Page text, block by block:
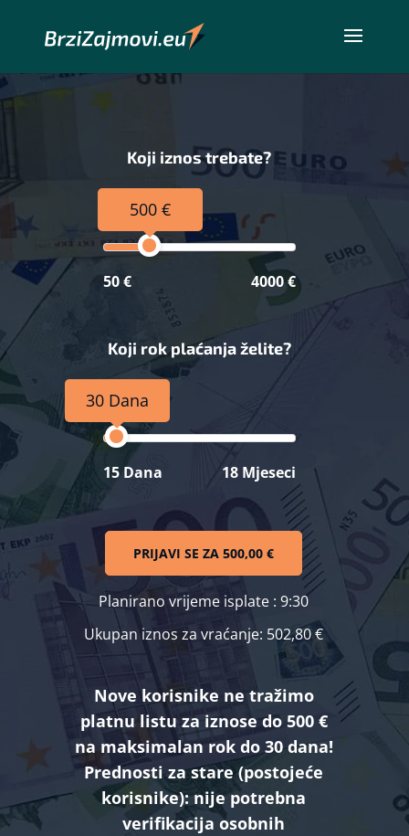
Koji iznos trebate?
500 €
50 € 4000 €
Koji rok plaćanja želite?
30 Dana
15 Dana 18 Mjeseci
PRIJAVI SE ZA500,00 €
Planirano vrijeme isplate : 9:30
Ukupan iznos za vraćanje: 502,80 €
Nove korisnike ne tražimo
platnu listu za iznose do 500 €
na maksimalan rok do 30 dana!
Prednosti za stare (postojeće
korisnike): nije potrebna
verifikacija osobnih